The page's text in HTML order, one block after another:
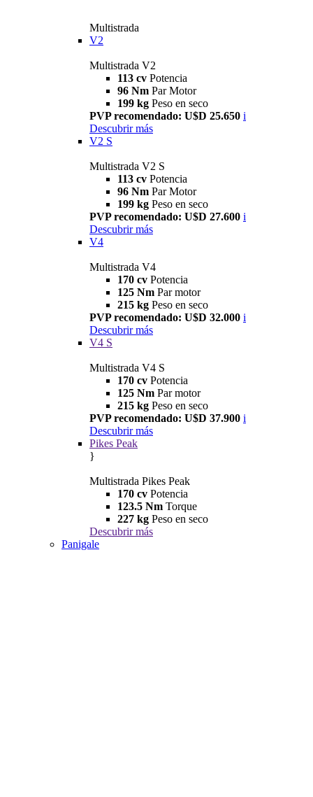
Multistrada
V2
Multistrada V2
113 cv Potencia
96 Nm Par Motor
199 kg Peso en seco
PVP recomendado: U$D 25.650 i
Descubrir más
V2 S
Multistrada V2 S
113 cv Potencia
96 Nm Par Motor
199 kg Peso en seco
PVP recomendado: U$D 27.600 i
Descubrir más
V4
Multistrada V4
170 cv Potencia
125 Nm Par motor
215 kg Peso en seco
PVP recomendado: U$D 32.000 i
Descubrir más
V4 S
Multistrada V4 S
170 cv Potencia
125 Nm Par motor
215 kg Peso en seco
PVP recomendado: U$D 37.900 i
Descubrir más
Pikes Peak
}
Multistrada Pikes Peak
170 cv Potencia
123.5 Nm Torque
227 kg Peso en seco
Descubrir más
Panigale